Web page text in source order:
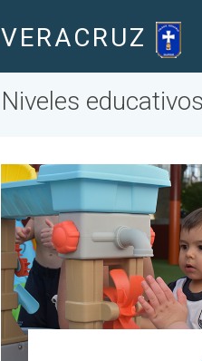
VERACRUZ
Niveles educativos